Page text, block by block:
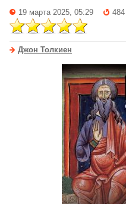
19 марта 2025, 05:29 484
Джон Толкиен